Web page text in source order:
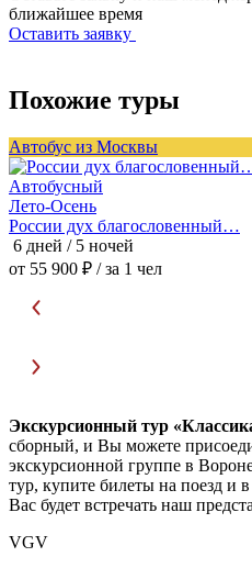
ближайшее время
Оставить заявку
Похожие туры
Автобус из Москвы
Автобусный
Лето-Осень
России дух благословенный…
6 дней / 5 ночей
от 55 900 ₽ / за 1 чел
Экскурсионный тур
сборный, и Вы можете
экскурсионной группе в
тур, купите билеты на поезд и
Вас будет встречать наш
VGV